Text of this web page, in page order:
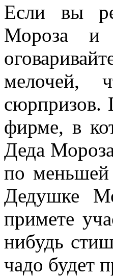
Если вы
Мороза и
мелочей,
сюрпризов.
фирме, в
Деда
по меньшей
Дедушке
примете
нибудь
чадо будет